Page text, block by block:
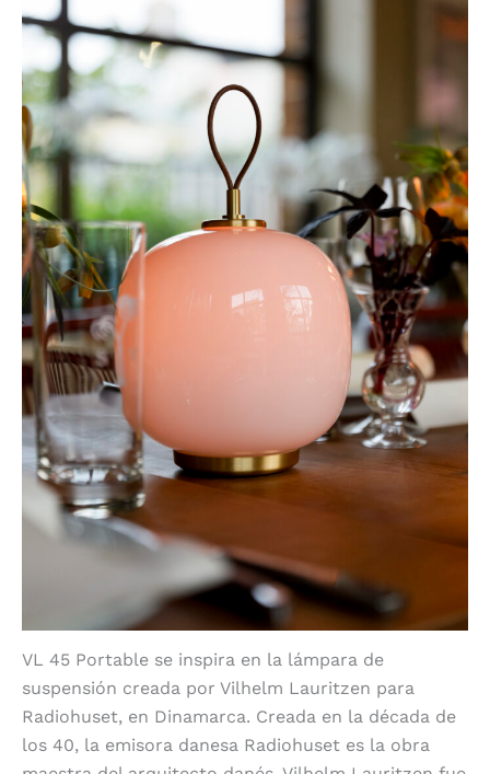
VL 45 Portable se inspira en la lámpara de
suspensión creada por Vilhelm Lauritzen para
Radiohuset, en Dinamarca. Creada en la década de
los 40, la emisora danesa Radiohuset es la obra